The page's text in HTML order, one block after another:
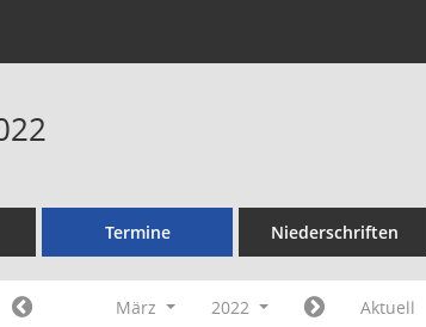
Termine Niederschriften
März 2022 Aktuell